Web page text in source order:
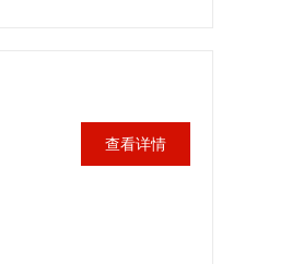
查看详情